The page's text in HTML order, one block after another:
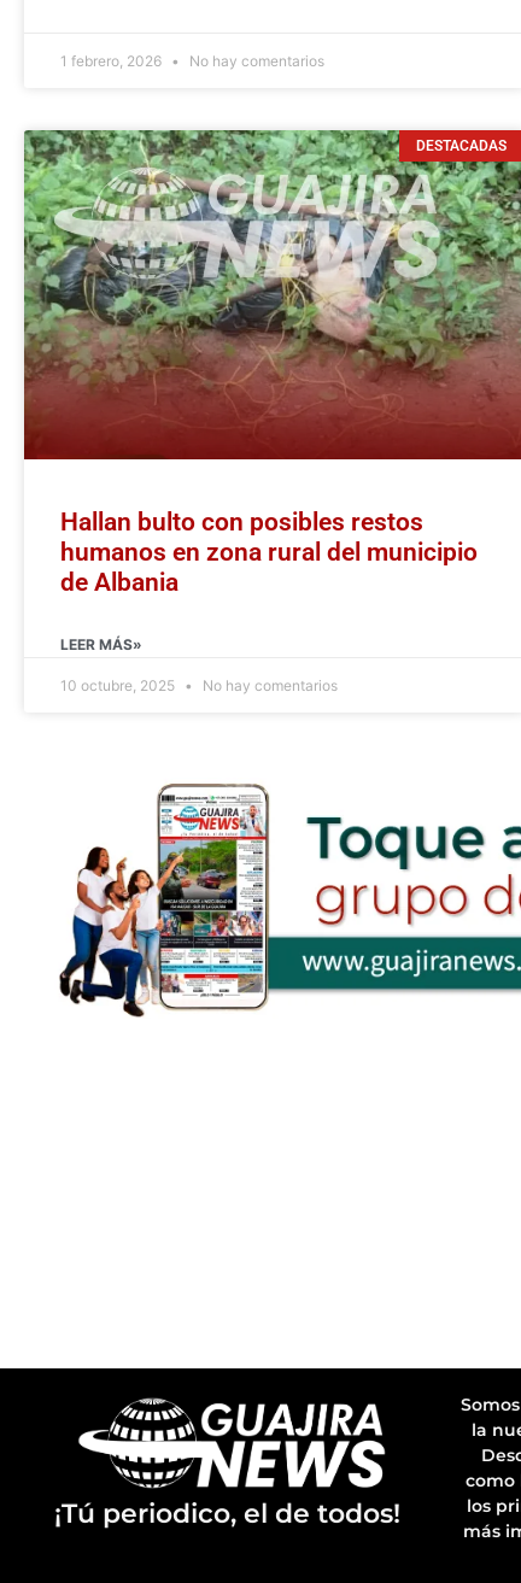
1 febrero, 2026 No hay comentarios
DESTACADAS
Hallan bulto con posibles restos
humanos en zona rural del municipio
de Albania
LEER MÁS»
10 octubre, 2025 No hay comentarios
¡Tú periodico, el de todos!
la
como
los
más